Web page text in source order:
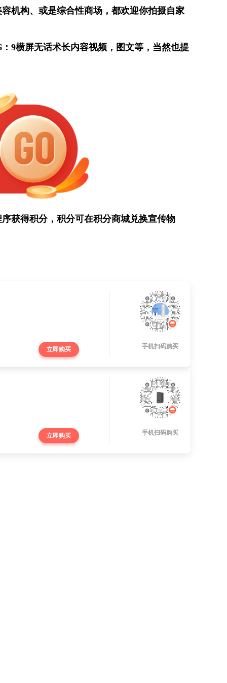
机构、或是综合性商场，都欢迎你拍摄自家
9横屏无话术长内容视频，图文等，当然也提
获得积分，积分可在积分商城兑换宣传物
立即购买 手机扫码购买
立即购买 手机扫码购买